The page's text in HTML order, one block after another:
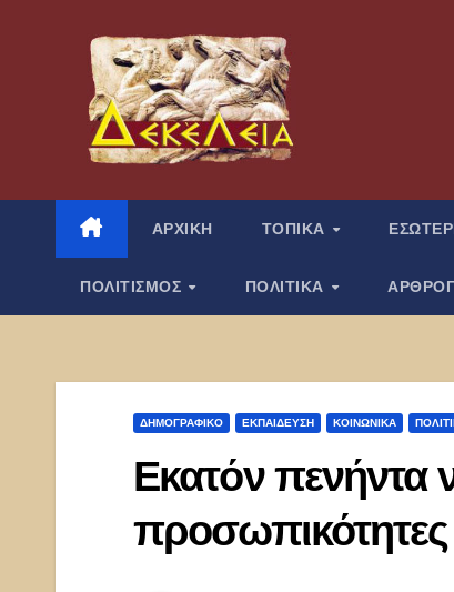
περιεχόμενο
ΑΡΧΙΚΗ ΤΟΠΙΚΑ
ΠΟΛΙΤΙΣΜΟΣ ΠΟΛΙΤΙΚΑ
ΔΗΜΟΓΡΑΦΙΚΌ ΕΚΠΑΊΔΕΥΣΗ ΚΟΙΝΩΝΙΚΑ
Εκατόν πενήντα